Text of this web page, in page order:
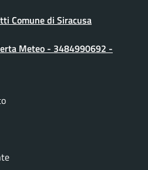
Comune di Siracusa
Meteo - 3484990692 -